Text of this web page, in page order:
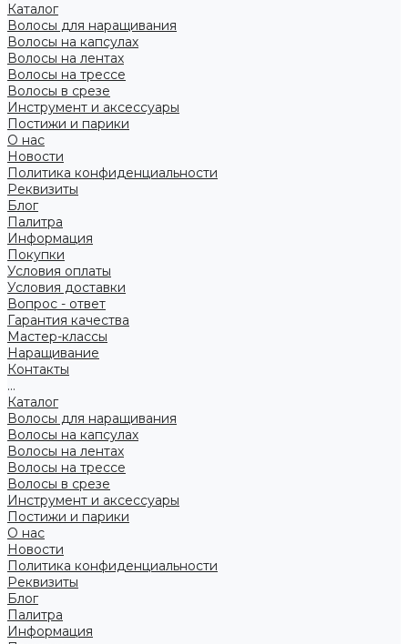
Каталог
Волосы для наращивания
Волосы на капсулах
Волосы на лентах
Волосы на трессе
Волосы в срезе
Инструмент и аксессуары
Постижи и парики
О нас
Новости
Политика конфиденциальности
Реквизиты
Блог
Палитра
Информация
Покупки
Условия оплаты
Условия доставки
Вопрос - ответ
Гарантия качества
Мастер-классы
Наращивание
Контакты
...
Каталог
Волосы для наращивания
Волосы на капсулах
Волосы на лентах
Волосы на трессе
Волосы в срезе
Инструмент и аксессуары
Постижи и парики
О нас
Новости
Политика конфиденциальности
Реквизиты
Блог
Палитра
Информация